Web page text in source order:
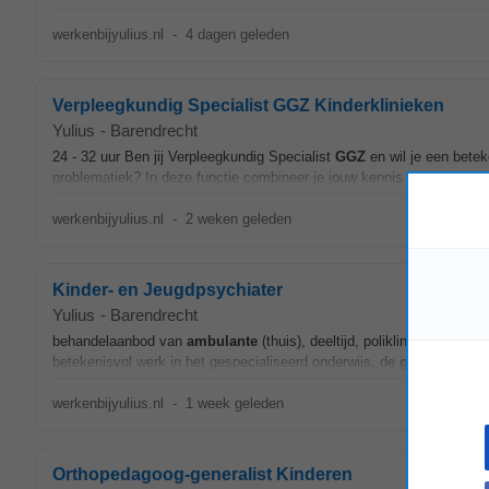
werkenbijyulius.nl - 4 dagen geleden
Verpleegkundig Specialist GGZ Kinderklinieken
Yulius - Barendrecht
24 - 32 uur Ben jij Verpleegkundig Specialist GGZ en wil je een
problematiek? In deze functie combineer je jouw kennis van
werkenbijyulius.nl - 2 weken geleden
Kinder- en Jeugdpsychiater
Yulius - Barendrecht
behandelaanbod van ambulante (thuis), deeltijd, poliklinische en
betekenisvol werk in het gespecialiseerd onderwijs, de geestelijke
werkenbijyulius.nl - 1 week geleden
Orthopedagoog-generalist Kinderen